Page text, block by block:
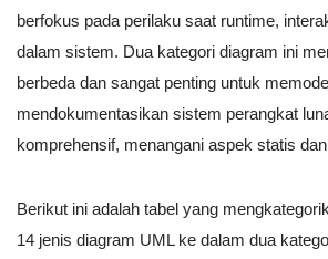
berfokus pada perilaku saat runtime,
dalam sistem. Dua kategori diagram ini
berbeda dan sangat penting untuk
mendokumentasikan sistem perangkat
komprehensif, menangani aspek statis
Berikut ini adalah tabel yang
14 jenis diagram UML ke dalam dua